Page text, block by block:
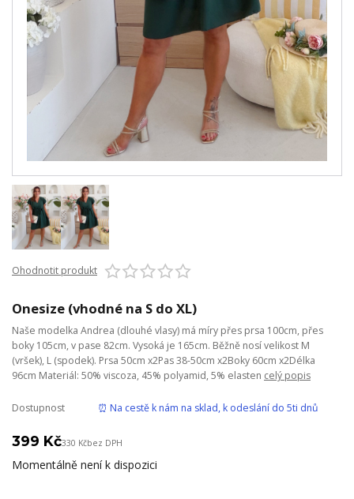
Ohodnotit produkt
Onesize (vhodné na S do XL)
Naše modelka Andrea (dlouhé vlasy) má míry přes prsa 100cm, přes
boky 105cm, v pase 82cm. Vysoká je 165cm. Běžně nosí velikost M
(vršek), L (spodek). Prsa 50cm x2Pas 38-50cm x2Boky 60cm x2Délka
96cm Materiál: 50% viscoza, 45% polyamid, 5% elasten celý popis
Dostupnost ⏰ Na cestě k nám na sklad, k odeslání do 5ti dnů
399 Kč330 Kčbez DPH
Momentálně není k dispozici